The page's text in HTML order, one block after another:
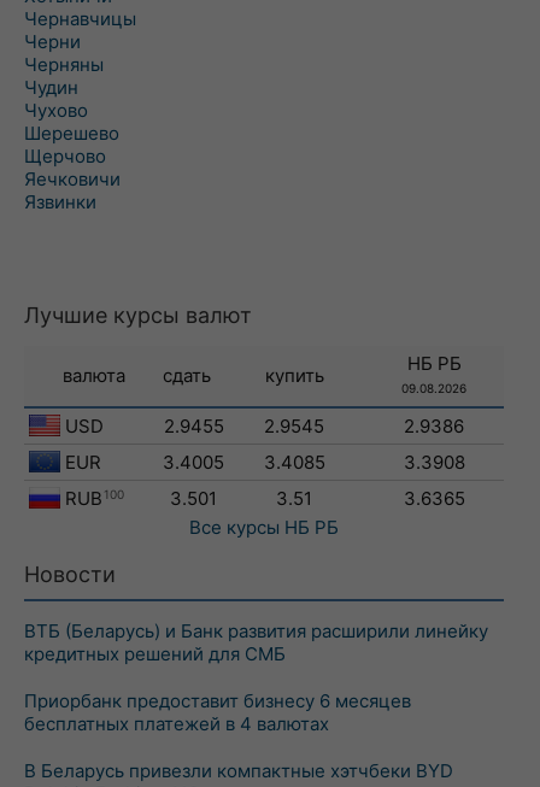
Чернавчицы
Черни
Черняны
Чудин
Чухово
Шерешево
Щерчово
Яечковичи
Язвинки
Лучшие курсы валют
валюта сдать купить
НБ РБ
09.08.2026
USD 2.9455 2.9545
2.9386
EUR
3.4005 3.4085
3.3908
RUB 100 3.501 3.51
3.6365
Все курсы НБ РБ
Новости
ВТБ (Беларусь) и Банк развития расширили линейку
кредитных решений для СМБ
Приорбанк предоставит бизнесу 6 месяцев
бесплатных платежей в 4 валютах
В Беларусь привезли компактные хэтчбеки BYD